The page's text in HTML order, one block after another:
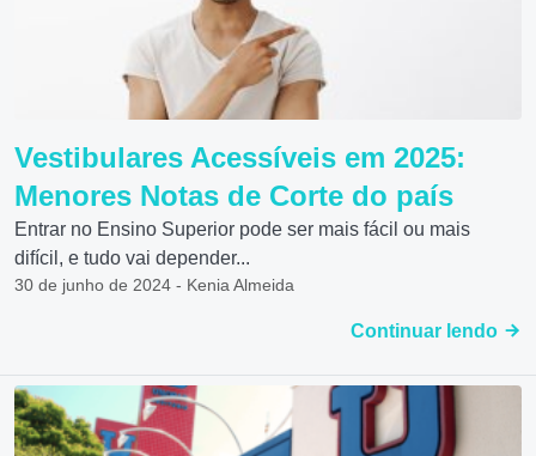
Vestibulares Acessíveis em 2025:
Menores Notas de Corte do país
Entrar no Ensino Superior pode ser mais fácil ou mais
difícil, e tudo vai depender...
30 de junho de 2024 - Kenia Almeida
Continuar lendo